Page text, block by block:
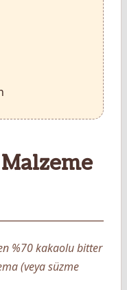
%70 kakaolu bitter
(veya süzme